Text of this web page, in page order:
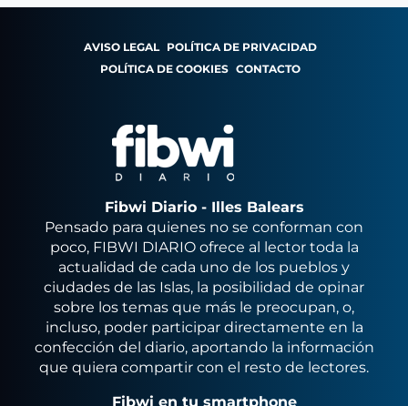
AVISO LEGAL POLÍTICA DE PRIVACIDAD
POLÍTICA DE COOKIES CONTACTO
Fibwi Diario - Illes Balears
Pensado para quienes no se conforman con
poco, FIBWI DIARIO ofrece al lector toda la
actualidad de cada uno de los pueblos y
ciudades de las Islas, la posibilidad de opinar
sobre los temas que más le preocupan, o,
incluso, poder participar directamente en la
confección del diario, aportando la información
que quiera compartir con el resto de lectores.
Fibwi en tu smartphone